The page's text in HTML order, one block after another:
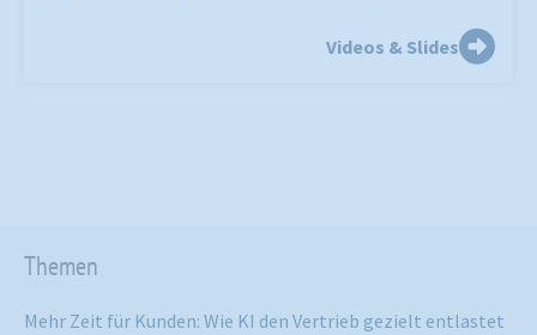
Videos & Slides
Themen
Mehr Zeit für Kunden: Wie KI den Vertrieb gezielt entlastet